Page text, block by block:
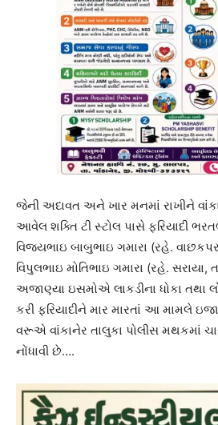
જેની અદાવત અને ખાર મનમાં રાખીને
આવેલ શક્તિ ટી સ્ટોલ પાસે ફરિયાદી
વિજયભાઇ બાબુભાઇ ગમારા (રહે.
વિપુલભાઇ મોતિભાઇ ગમારા (રહે. સરાયા,
અજાણ્યા ઇસમોએ લાકડીના ધોકા તથા
કરી ફરિયાદીને માર મારતાં આ મામલે
વરૂએ વાંકાનેર તાલુકા પોલીસ મથકમાં
નોંધાવી છે….